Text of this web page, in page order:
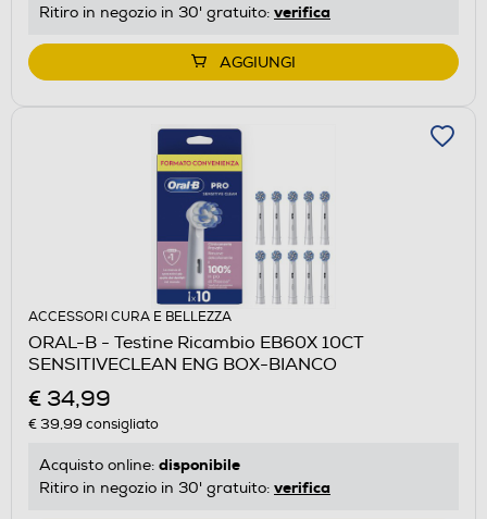
Ritiro in negozio in 30' gratuito: verifica
AGGIUNGI
ACCESSORI CURA E BELLEZZA
ORAL-B - Testine Ricambio EB60X 10CT
SENSITIVECLEAN ENG BOX-BIANCO
€ 34,99
€ 39,99 consigliato
Acquisto online: disponibile
Ritiro in negozio in 30' gratuito: verifica